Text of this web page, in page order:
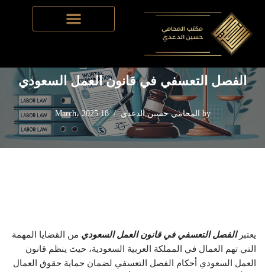
Skip
Home
-قانون العمل السعودي
الفصل التعسفي في قانون العمل
الفصل التعسفي في قانون العمل السعودي
by المحامي حسين الدعدي 18 March، 2025
يعتبرالفصل التعسفي في قانون العمل السعودي من القضايا المهمة
التي تهم العمال في المملكة العربية السعودية، حيث ينظم قانون
العمل السعودي أحكام الفصل التعسفي لضمان حماية حقوق العمال